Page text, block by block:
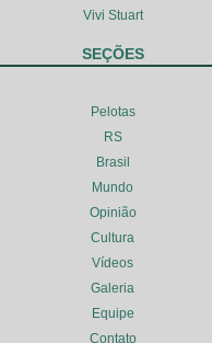
Vivi Stuart
SEÇÕES
Pelotas
RS
Brasil
Mundo
Opinião
Cultura
Vídeos
Galeria
Equipe
Contato